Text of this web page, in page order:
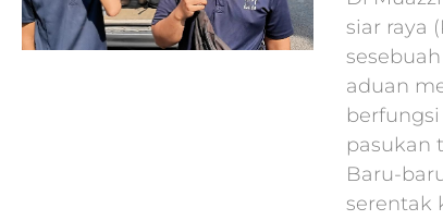
siar raya
aduan
pasukan
Baru-
serentak